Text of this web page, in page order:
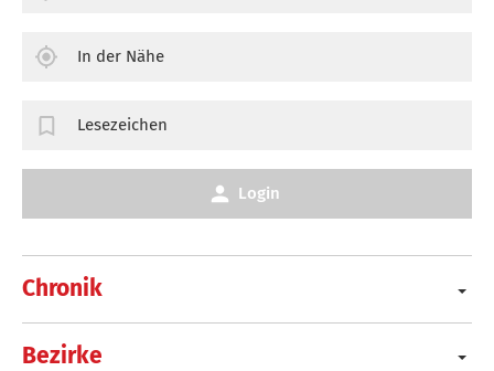
Chronik
Bezirke
In der Nähe
Lesezeichen
Login